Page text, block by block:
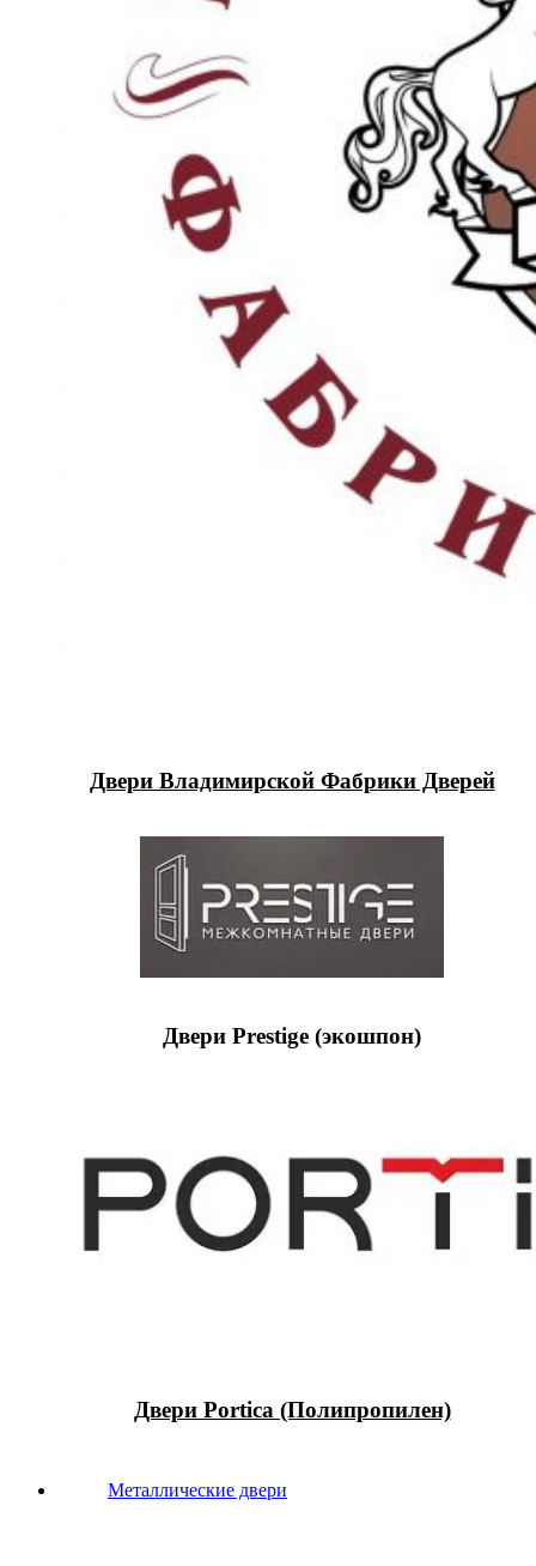
Двери Владимирской Фабрики Дверей
Двери Prestige (экошпон)
Двери Portica (Полипропилен)
Металлические двери